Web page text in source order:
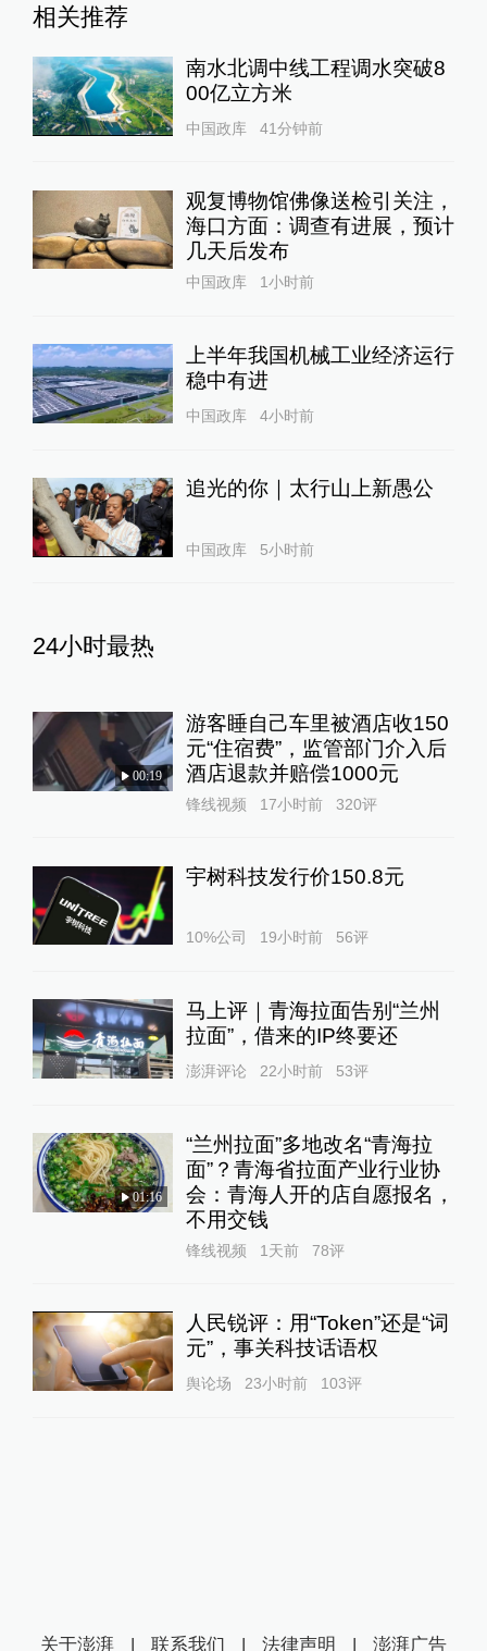
相关推荐
南水北调中线工程调水突破8
00亿立方米
中国政库 41分钟前
观复博物馆佛像送检引关注，
海口方面：调查有进展，预计
几天后发布
中国政库 1小时前
上半年我国机械工业经济运行
稳中有进
中国政库 4小时前
追光的你｜太行山上新愚公
中国政库 5小时前
24小时最热
00:19
游客睡自己车里被酒店收150
元“住宿费”，监管部门介入后
酒店退款并赔偿1000元
锋线视频 17小时前 320评
宇树科技发行价150.8元
10%公司 19小时前 56评
马上评｜青海拉面告别“兰州
拉面”，借来的IP终要还
澎湃评论 22小时前 53评
01:16
“兰州拉面”多地改名“青海拉
面”？青海省拉面产业行业协
会：青海人开的店自愿报名，
不用交钱
锋线视频 1天前 78评
人民锐评：用“Token”还是“词
元”，事关科技话语权
舆论场 23小时前 103评
关于澎湃 | 联系我们 | 法律声明 | 澎湃广告